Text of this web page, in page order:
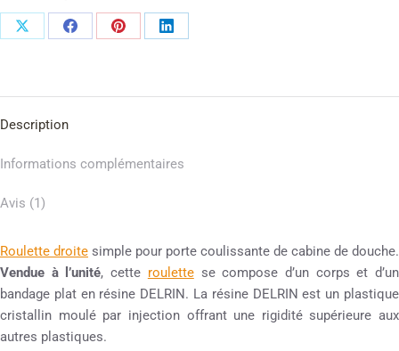
Description
Informations complémentaires
Avis (1)
Roulette droite simple pour porte coulissante de cabine de douche.
Vendue à l’unité, cette roulettese compose d’un corps et d’un
bandage plat en résine DELRIN. La résine DELRIN est un plastique
cristallin moulé par injection offrant une rigidité supérieure aux
autres plastiques.